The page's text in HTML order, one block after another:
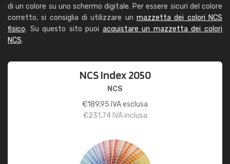
di un colore su uno schermo digitale. Per essere sicuri del colore
corretto, si consiglia di utilizzare un mazzetta dei colori NCS
fisico. Su questo sito puoi acquistare un mazzetta dei colori
NCS.
NCS Index 2050
NCS
€189,95 IVA esclusa
€231,74IVA inclusa